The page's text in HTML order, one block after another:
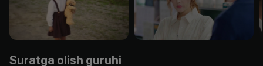
Suratga olish guruhi